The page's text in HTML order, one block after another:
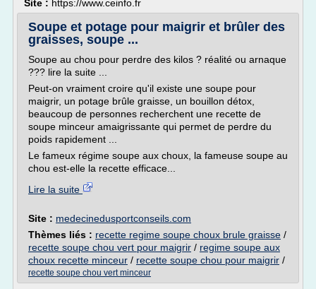
Site : https://www.ceinfo.fr
Soupe et potage pour maigrir et brûler des
graisses, soupe ...
Soupe au chou pour perdre des kilos ? réalité ou arnaque
??? lire la suite ...
Peut-on vraiment croire qu'il existe une soupe pour
maigrir, un potage brûle graisse, un bouillon détox,
beaucoup de personnes recherchent une recette de
soupe minceur amaigrissante qui permet de perdre du
poids rapidement ...
Le fameux régime soupe aux choux, la fameuse soupe au
chou est-elle la recette efficace...
Lire la suite
Site : medecinedusportconseils.com
Thèmes liés : recette regime soupe choux brule graisse /
recette soupe chou vert pour maigrir / regime soupe aux
choux recette minceur / recette soupe chou pour maigrir /
recette soupe chou vert minceur